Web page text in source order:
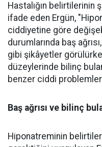
Hastalığın
ifade eden Ergün,
ciddiyetine göre
durumlarında baş
gibi şikâyetler
düzeylerinde bilinç
benzer ciddi
Baş ağrısı ve bilinç
Hiponatreminin